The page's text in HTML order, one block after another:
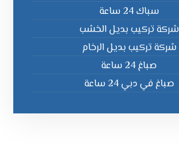
سباك 24 ساعة
شركة تركيب بديل الخشب
شركة تركيب بديل الرخام
صباغ 24 ساعة
صباغ في دبي 24 ساعة